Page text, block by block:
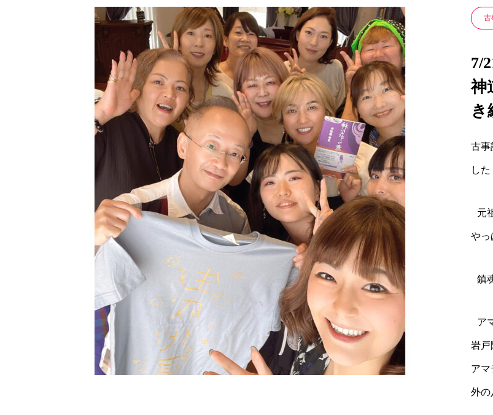
古
7/
神
き
古事
した
元
やっ
鎮
ア
岩戸
アマ
外の